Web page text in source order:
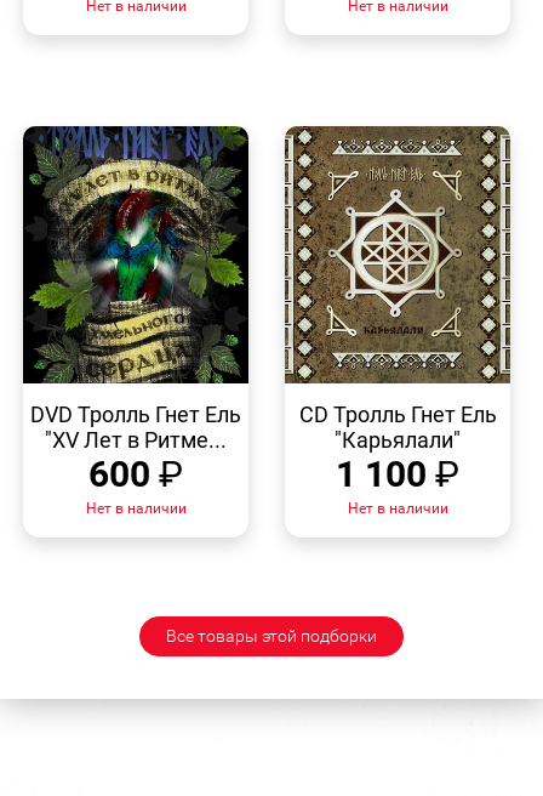
Нет в наличии Нет в наличии
ПРОСМОТР
DVD Тролль Гнет Ель
"XV Лет в Ритме...
600 ₽
Нет в наличии
ПРОСМОТР
CD Тролль Гнет Ель
"Карьялали"
1 100 ₽
Нет в наличии
Все товары этой подборки